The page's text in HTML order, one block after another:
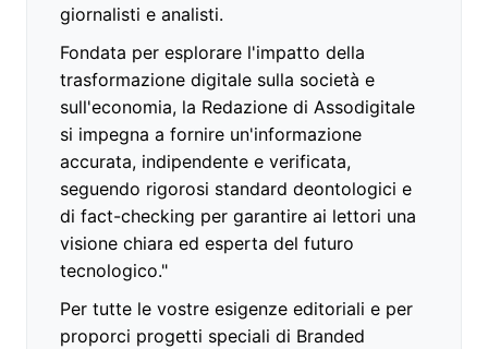
giornalisti e analisti.
Fondata per esplorare l'impatto della
trasformazione digitale sulla società e
sull'economia, la Redazione di Assodigitale
si impegna a fornire un'informazione
accurata, indipendente e verificata,
seguendo rigorosi standard deontologici e
di fact-checking per garantire ai lettori una
visione chiara ed esperta del futuro
tecnologico."
Per tutte le vostre esigenze editoriali e per
proporci progetti speciali di Branded